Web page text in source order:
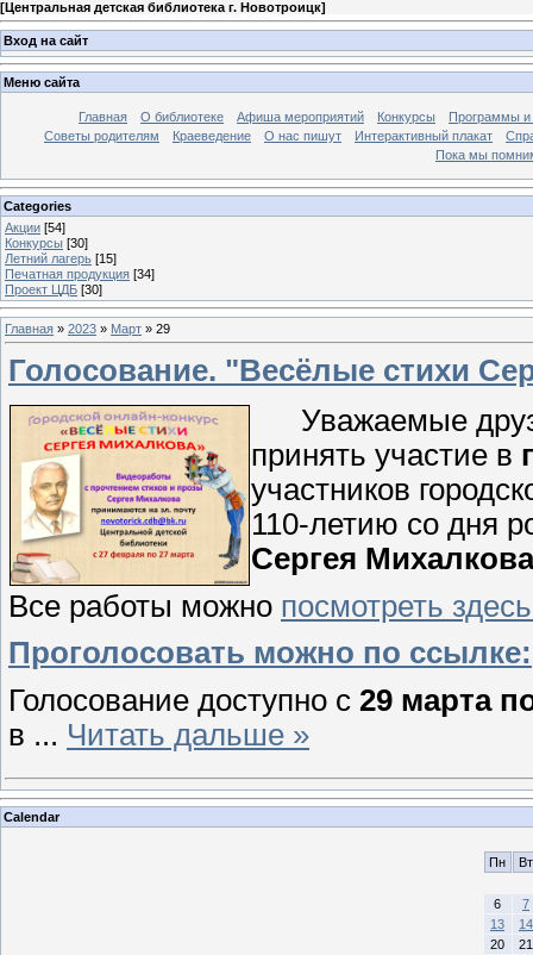
[Центральная детская библиотека г. Новотроицк]
Вход на сайт
Меню сайта
Главная О библиотеке Афиша мероприятий Конкурсы
Программы и
Советы родителям
Краеведение О нас пишут Интерактивный плакат
Пока мы
Categories
Акции [54]
Конкурсы [30]
Летний лагерь [15]
Печатная продукция [34]
Проект ЦДБ [30]
Главная » 2023 » Март » 29
Голосование. "Весёлые стихи
Уважаемые
принять участие в
участников
110-летию со дня
Сергея Михалкова
Все работы можно посмотреть
Проголосовать можно по ссылке:
Голосование доступно с 29 марта
в ... Читать дальше »
Calendar
Пн Вт
6
7
13
14
20
21